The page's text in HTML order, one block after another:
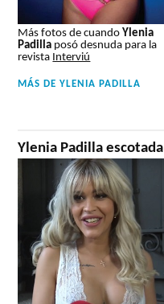
Más fotos de cuando Ylenia
Padilla posó desnuda para la
revista Interviú
MÁS DEYLENIA PADILLA
Ylenia Padilla escotada